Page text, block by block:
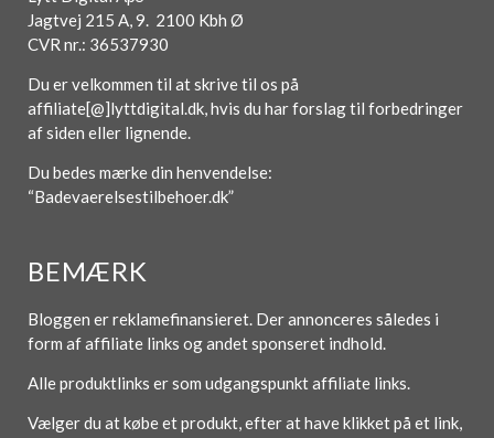
Jagtvej 215 A, 9. 2100 Kbh Ø
CVR nr.: 36537930
Du er velkommen til at skrive til os på
affiliate[@]lyttdigital.dk, hvis du har forslag til forbedringer
af siden eller lignende.
Du bedes mærke din henvendelse:
“Badevaerelsestilbehoer.dk”
BEMÆRK
Bloggen er reklamefinansieret. Der annonceres således i
form af affiliate links og andet sponseret indhold.
Alle produktlinks er som udgangspunkt affiliate links.
Vælger du at købe et produkt, efter at have klikket på et link,